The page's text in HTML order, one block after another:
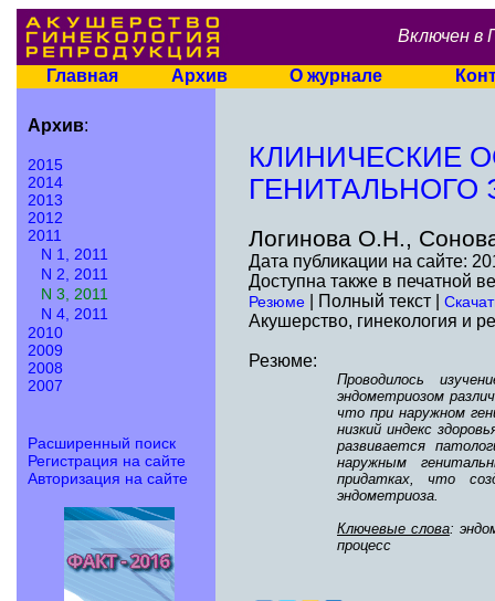
Включен в
Главная Архив О журнале
Архив:
2015
2014
2013
2012
2011
N 1, 2011
N 2, 2011
N 3, 2011
N 4, 2011
2010
2009
2008
2007
Расширенный поиск
Регистрация на сайте
Авторизация на сайте
КЛИНИЧЕСКИЕ
Логинова О.Н.,
Дата публикации на сайте:
Доступна также в печатной
Резюме | Полный текст |
Акушерство, гинекология и
Резюме:
Проводилось
эндометриозом
что при наружном
низкий индекс
развивается
наружным
придатках, что
эндометриоза.
Ключевые слова:
процесс